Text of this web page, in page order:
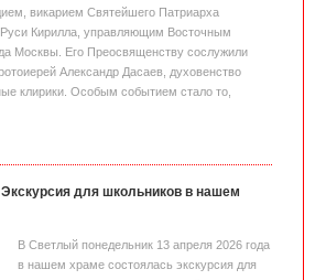
викарием Святейшего Патриарха
Руси Кирилла, управляющим Восточным
Москвы. Его Преосвященству сослужили
Александр Дасаев, духовенство
клирики. Особым событием стало то,
Экскурсия для школьников в нашем
В Светлый понедельник 13 апреля 2026 года
в нашем храме состоялась экскурсия для